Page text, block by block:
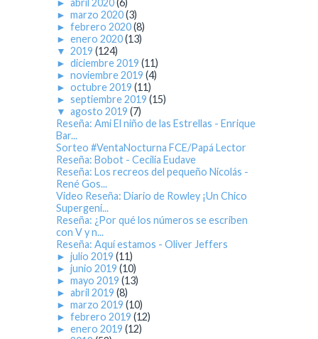
► marzo 2020(3)
► febrero 2020(8)
► enero 2020(13)
▼ 2019 (124)
► diciembre 2019 (11)
► noviembre 2019 (4)
► octubre 2019 (11)
► septiembre 2019 (15)
▼ agosto 2019 (7)
Reseña: Ami El niño de las Estrellas - Enrique
Bar...
Sorteo #VentaNocturna FCE/Papá Lector
Reseña: Bobot - Cecilia Eudave
Reseña: Los recreos del pequeño Nicolás -
René Gos...
Video Reseña: Diario de Rowley ¡Un Chico
Supergeni...
Reseña: ¿Por qué los números se escriben
con V y n...
Reseña: Aquí estamos - Oliver Jeffers
► julio 2019 (11)
► junio 2019 (10)
► mayo 2019 (13)
► abril 2019 (8)
► marzo 2019 (10)
► febrero 2019 (12)
► enero 2019 (12)